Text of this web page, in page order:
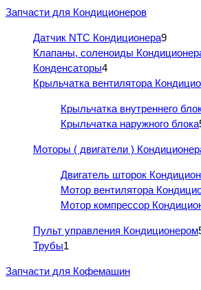
Запчасти для Кондиционеров
Датчик NTC Кондиционера9
Клапаны, соленоиды
Конденсаторы4
Крыльчатка вентилятора
Крыльчатка внутреннего
Крыльчатка наружного блока
Моторы ( двигатели )
Двигатель шторок
Мотор вентилятора
Мотор компрессор
Пульт управления Кондиционером
Трубы1
Запчасти для Кофемашин